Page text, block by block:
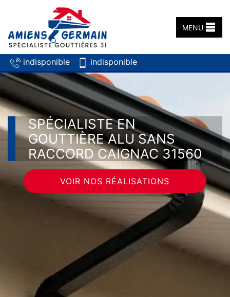
indisponible indisponible
MENU
SPÉCIALISTE EN
GOUTTIÈRE ALU SANS
RACCORD CAIGNAC 31560
VOIR NOS RÉALISATIONS